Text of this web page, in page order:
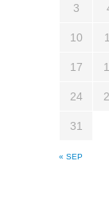
« SEP
3
10
17
24
31